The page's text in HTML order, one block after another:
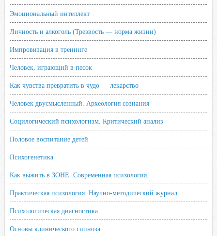
Эмоциональный интеллект
Личность и алкоголь (Трезвость — норма жизни)
Импровизация в тренинге
Человек, играющий в песок
Как чувства превратить в чудо — лекарство
Человек двусмысленный. Археология сознания
Социлогический психологизм. Критический анализ
Половое воспитание детей
Психогенетика
Как выжить в ЗОНЕ. Современная психология.
Практическая психология. Научно-методический журнал
Психологическая диагностика
Основы клинического гипноза